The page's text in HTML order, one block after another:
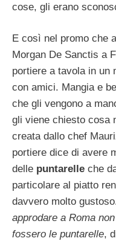
cose, gli erano
E così nel promo che
Morgan De Sanctis a
portiere a tavola in un
con amici. Mangia e
che gli vengono a
gli viene chiesto cosa
creata dallo chef
portiere dice di avere
delle puntarelle che
particolare al piatto
davvero molto
approdare a Roma
fossero le puntarelle,